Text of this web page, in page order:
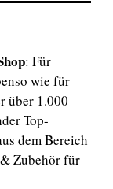
: Für
wie für
über 1.000
Top-
dem Bereich
Zubehör für